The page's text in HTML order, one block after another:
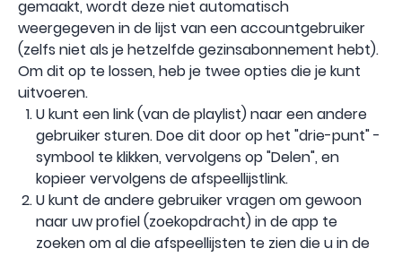
gemaakt, wordt deze niet automatisch
weergegeven in de lijst van een accountgebruiker
(zelfs niet als je hetzelfde gezinsabonnement hebt).
Om dit op te lossen, heb je twee opties die je kunt
uitvoeren.
U kunt een link (van de playlist) naar een andere
gebruiker sturen. Doe dit door op het "drie-punt" -
symbool te klikken, vervolgens op "Delen", en
kopieer vervolgens de afspeellijstlink.
U kunt de andere gebruiker vragen om gewoon
naar uw profiel (zoekopdracht) in de app te
zoeken om al die afspeellijsten te zien die u in de